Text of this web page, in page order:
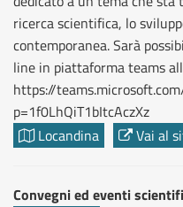
ricerca scientifica, lo
contemporanea. Sarà
line in piattaforma teams
https://
p=1f0LhQiT1bItcAczXz
Locandina
Vai al
Convegni ed eventi